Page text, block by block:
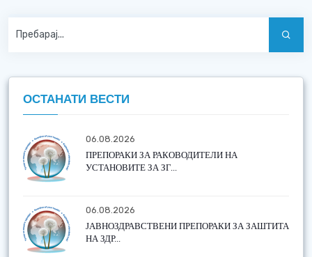
ОСТАНАТИ ВЕСТИ
06.08.2026
ПРЕПОРАКИ ЗА РАКОВОДИТЕЛИ НА
УСТАНОВИТЕ ЗА ЗГ...
06.08.2026
ЈАВНОЗДРАВСТВЕНИ ПРЕПОРАКИ ЗА ЗАШТИТА
НА ЗДР...